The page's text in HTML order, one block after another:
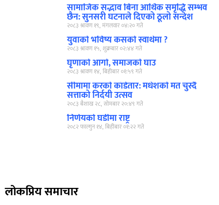
सामाजिक सद्भाव बिना आर्थिक समृद्धि सम्भव
छैन: सुनसरी घटनाले दिएको ठूलो सन्देश
२०८३ श्रावण १९, मंगलवार ०४:२० गते
युवाको भविष्य कसको स्वार्थमा ?
२०८३ श्रावण १५, शुक्रबार ०२:४४ गते
घृणाको आगो, समाजको घाउ
२०८३ श्रावण १४, बिहीबार ०१:५९ गते
सीमामा करको काँडेतार: मधेशको मत चुस्दै
सत्ताको निर्दयी उत्सव
२०८३ बैशाख २८, सोमबार २०:४९ गते
निर्णयको घडीमा राष्ट्र
२०८२ फाल्गुन १४, बिहीबार ०१:२२ गते
लोकप्रिय समाचार